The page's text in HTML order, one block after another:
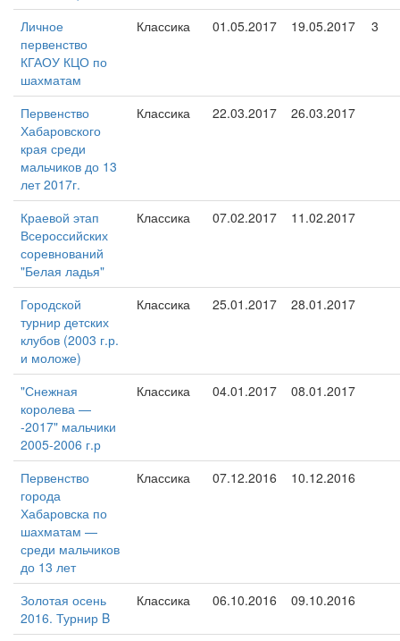
Личное
первенство
КГАОУ КЦО по
шахматам
Классика 01.05.2017 19.05.2017 3
Первенство
Хабаровского
края среди
мальчиков до 13
лет 2017г.
Классика 22.03.2017 26.03.2017
Краевой этап
Всероссийских
соревнований
"Белая ладья"
Классика 07.02.2017 11.02.2017
Городской
турнир детских
клубов (2003 г.р.
и моложе)
Классика 25.01.2017 28.01.2017
"Снежная
королева —
-2017" мальчики
2005-2006 г.р
Классика 04.01.2017 08.01.2017
Первенство
города
Хабаровска по
шахматам —
среди мальчиков
до 13 лет
Классика 07.12.2016 10.12.2016
Золотая осень
2016. Турнир B
Классика 06.10.2016 09.10.2016